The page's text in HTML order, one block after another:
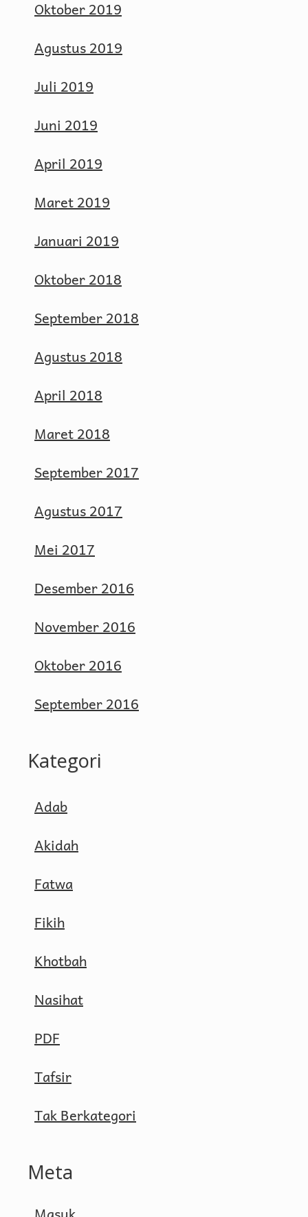
Oktober 2019
Agustus 2019
Juli 2019
Juni 2019
April 2019
Maret 2019
Januari 2019
Oktober 2018
September 2018
Agustus 2018
April 2018
Maret 2018
September 2017
Agustus 2017
Mei 2017
Desember 2016
November 2016
Oktober 2016
September 2016
Kategori
Adab
Akidah
Fatwa
Fikih
Khotbah
Nasihat
PDF
Tafsir
Tak Berkategori
Meta